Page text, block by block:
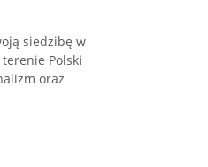
siedzibę w
Polski
oraz